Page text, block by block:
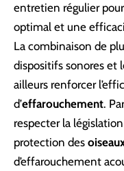
entretien régulier
optimal et une
La combinaison de
dispositifs sonores et
ailleurs renforcer
d’effarouchement.
respecter la
protection des
d’effarouchement